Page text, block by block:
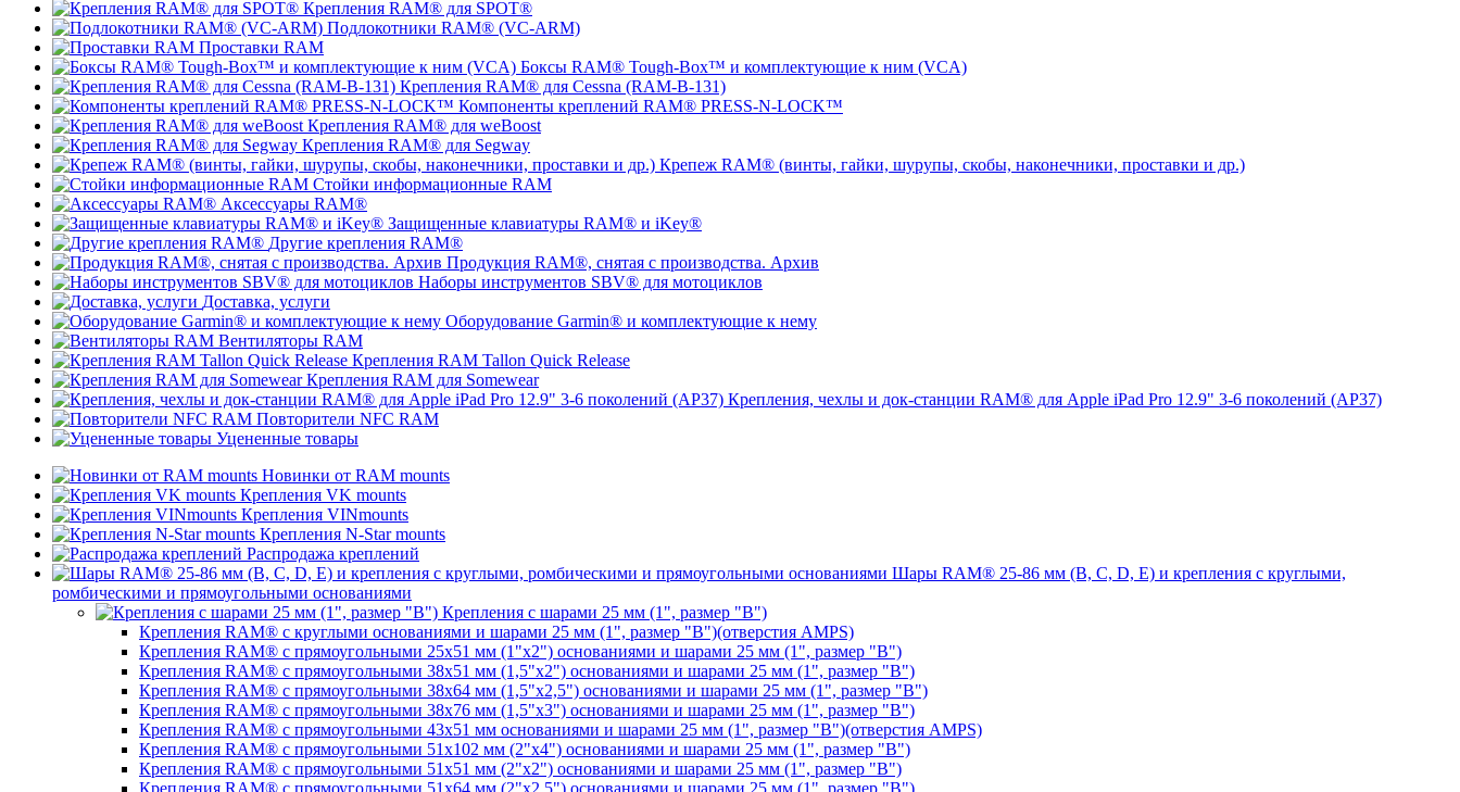
Крепления RAM® для SPOT®
Подлокотники RAM® (VC-ARM)
Проставки RAM
Боксы RAM® Tough-Box™ и комплектующие к ним (VCA)
Крепления RAM® для Cessna (RAM-B-131)
Компоненты креплений RAM® PRESS-N-LOCK™
Крепления RAM® для weBoost
Крепления RAM® для Segway
Крепеж RAM® (винты, гайки, шурупы, скобы, наконечники, проставки и др.)
Стойки информационные RAM
Аксессуары RAM®
Защищенные клавиатуры RAM® и iKey®
Другие крепления RAM®
Продукция RAM®, снятая с производства. Архив
Наборы инструментов SBV® для мотоциклов
Доставка, услуги
Оборудование Garmin® и комплектующие к нему
Вентиляторы RAM
Крепления RAM Tallon Quick Release
Крепления RAM для Somewear
Крепления, чехлы и док-станции RAM® для Apple iPad Pro 12.9" 3-6 поколений (AP37)
Повторители NFC RAM
Уцененные товары
Новинки от RAM mounts
Крепления VK mounts
Крепления VINmounts
Крепления N-Star mounts
Распродажа креплений
Шары RAM® 25-86 мм (B, C, D, E) и крепления с круглыми,
ромбическими и прямоугольными основаниями
Крепления с шарами 25 мм (1", размер "B")
Крепления RAM® с круглыми основаниями и шарами 25 мм (1", размер "B")(отверстия AMPS)
Крепления RAM® с прямоугольными 25х51 мм (1"х2") основаниями и шарами 25 мм (1", размер "B")
Крепления RAM® с прямоугольными 38х51 мм (1,5"х2") основаниями и шарами 25 мм (1", размер "B")
Крепления RAM® с прямоугольными 38х64 мм (1,5"х2,5") основаниями и шарами 25 мм (1", размер "B")
Крепления RAM® с прямоугольными 38х76 мм (1,5"х3") основаниями и шарами 25 мм (1", размер "B")
Крепления RAM® с прямоугольными 43x51 мм основаниями и шарами 25 мм (1", размер "B")(отверстия AMPS)
Крепления RAM® с прямоугольными 51х102 мм (2"х4") основаниями и шарами 25 мм (1", размер "B")
Крепления RAM® с прямоугольными 51х51 мм (2"х2") основаниями и шарами 25 мм (1", размер "B")
Крепления RAM® с прямоугольными 51х64 мм (2"х2,5") основаниями и шарами 25 мм (1", размер "B")